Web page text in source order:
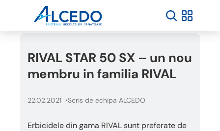
RIVAL STAR 50 SX – un nou
membru in familia RIVAL
22.02.2021 Scris de echipa ALCEDO
Erbicidele din gama RIVAL sunt preferate de